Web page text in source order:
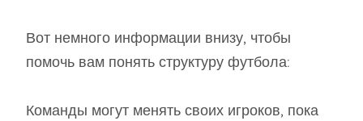
Вот немного информации внизу, чтобы
помочь вам понять структуру футбола:
Команды могут менять своих игроков, пока